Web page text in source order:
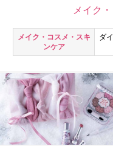
メイク
メイク・コスメ・スキ
ンケア
ダ